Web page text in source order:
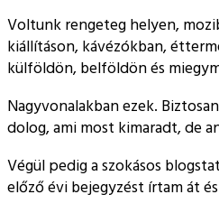
Voltunk rengeteg helyen,
kiállításon, kávézókban,
külföldön, belföldön és
Nagyvonalakban ezek.
dolog, ami most kimaradt, de
Végül pedig a szokásos
előző évi bejegyzést írtam át